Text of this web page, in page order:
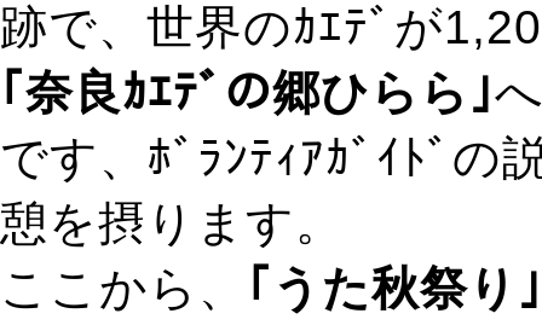
跡で、世界のｶｴﾃﾞが
｢奈良ｶｴﾃﾞの郷ひらら｣
です、ﾎﾞﾗﾝﾃｨｱｶﾞｲﾄﾞの
憩を摂ります。
ここから、
｢うた秋祭り